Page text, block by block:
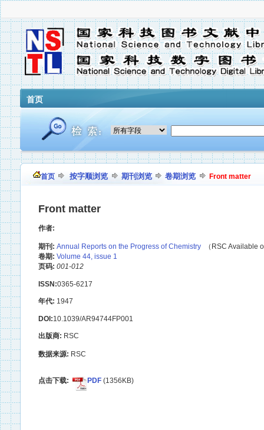
首页
首页 按字顺浏览 期刊浏览 卷期浏览 Front matter
Front matter
作者:
期刊: Annual Reports on the Progress of Chemistry （RSC Available
卷期: Volume 44, issue 1
页码: 001-012
ISSN:0365-6217
年代: 1947
DOI:10.1039/AR94744FP001
出版商: RSC
数据来源: RSC
点击下载: PDF (1356KB)